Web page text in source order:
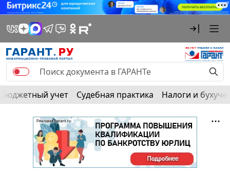
Бюджетный учет Судебная практика Налоги и